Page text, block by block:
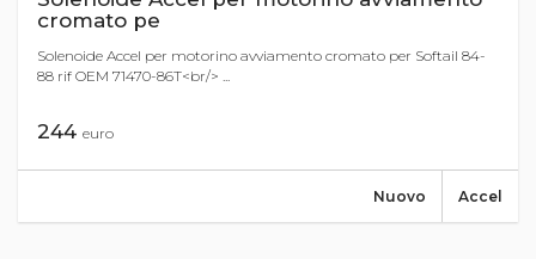
cromato pe
Solenoide Accel per motorino avviamento cromato per Softail 84-
88 rif OEM 71470-86T<br/> ...
244 euro
Accel
Nuovo